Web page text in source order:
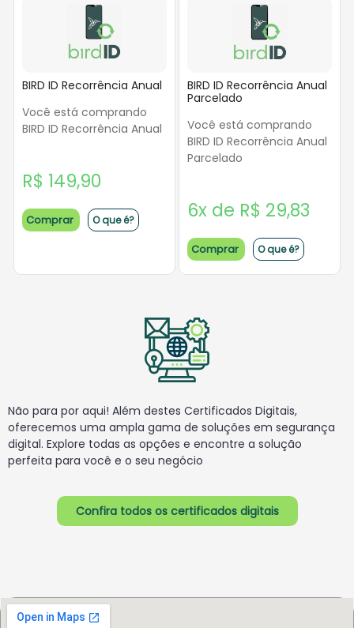
BIRD ID Recorrência Anual
Você está comprando
BIRD ID Recorrência Anual
R$ 149,90
Comprar O que é?
BIRD ID Recorrência Anual
Parcelado
Você está comprando
BIRD ID Recorrência Anual
Parcelado
6x de R$ 29,83
Comprar O que é?
Não para por aqui! Além destes Certificados Digitais,
oferecemos uma ampla gama de soluções em segurança
digital. Explore todas as opções e encontre a solução
perfeita para você e o seu negócio
Confira todos os certificados digitais